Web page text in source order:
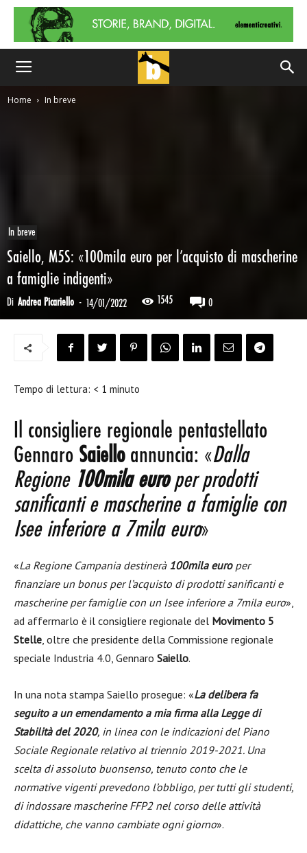
Home In breve
In breve
Saiello, M5S: «100mila euro per l’acquisto di mascherine
a famiglie indigenti»
Di Andrea Picariello - 14/01/2022 1545 0
Tempo di lettura: < 1 minuto
Il consigliere regionale pentastellato
Gennaro Saielloannuncia: «Dalla
Regione 100mila europer prodotti
sanificanti e mascherine a famiglie con
Isee inferiore a 7mila euro»
«La Regione Campania destinerà 100mila europer
finanziare un bonus per l’acquisto di prodotti sanificanti e
mascherine per famiglie con un Isee inferiore a 7mila euro»,
ad affermarlo è il consigliere regionale del Movimento 5
Stelle, oltre che presidente della Commissione regionale
speciale Industria 4.0, Gennaro Saiello.
In una nota stampa Saiello prosegue: «La delibera fa
seguito a un emendamento a mia firma alla Legge di
Stabilità del 2020, in linea con le indicazioni del Piano
Sociale Regionale relativo al triennio 2019-2021. Una
scelta di assoluto buonsenso, tenuto conto che le
normative vigenti prevedono l’obbligo, per tutti gli studenti,
di indossare mascherine FFP2 nel corso delle attività
didattiche, che vanno cambiate ogni giorno».